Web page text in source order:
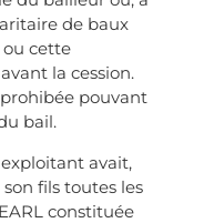
de baux
cette
la cession.
prohibée pouvant
bail.
avait,
fils toutes les
constituée